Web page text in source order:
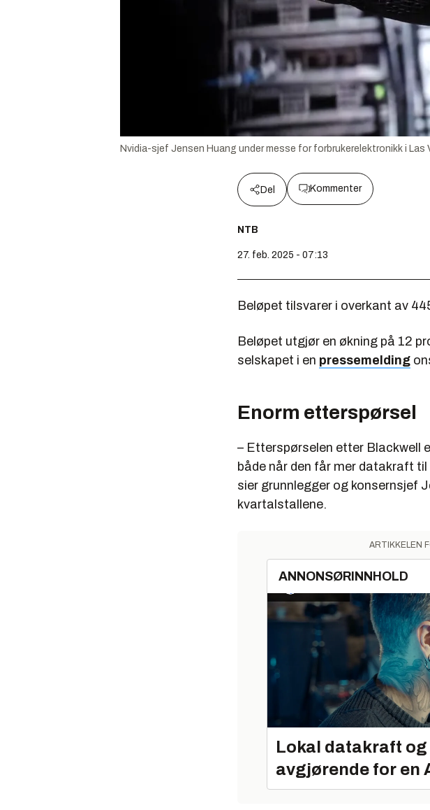
Nvidia-sjef Jensen Huang under messe for forbrukerelektronikk i Las
Del Kommenter
NTB
27. feb. 2025 - 07:13
Beløpet tilsvarer i overkant av
Beløpet utgjør en økning på 12
selskapet i en pressemelding
Enorm etterspørsel
– Etterspørselen etter Blackwell
både når den får mer datakraft
sier grunnlegger og konsernsjef
kvartalstallene.
ARTIKKELEN
ANNONSØRINNHOLD
Lokal datakraft
avgjørende for en